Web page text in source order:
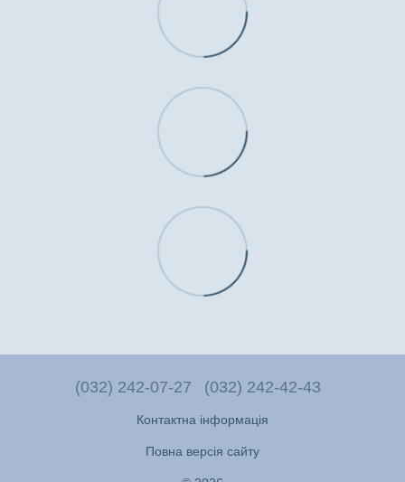
(032) 242-07-27 (032) 242-42-43
Контактна інформація
Повна версія сайту